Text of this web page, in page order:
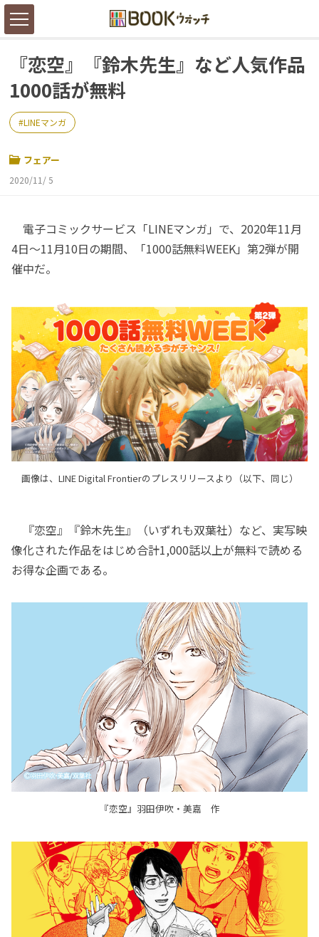
『恋空』『鈴木先生』など人気作品
1000話が無料
LINEマンガ
フェアー
2020/11/ 5
電子コミックサービス「LINEマンガ」で、2020年11月
4日～11月10日の期間、「1000話無料WEEK」第2弾が開
催中だ。
画像は、LINE Digital Frontierのプレスリリースより（以下、同じ）
『恋空』『鈴木先生』（いずれも双葉社）など、実写映
像化された作品をはじめ合計1,000話以上が無料で読める
お得な企画である。
『恋空』羽田伊吹・美嘉 作